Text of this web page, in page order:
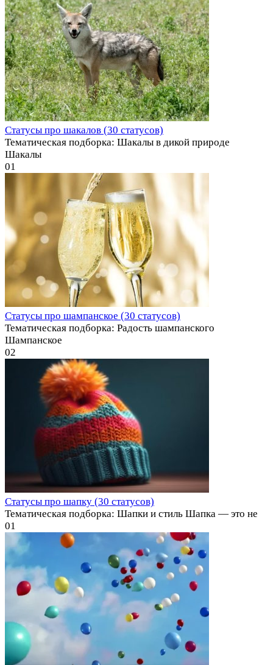
Статусы про шакалов (30 статусов)
Тематическая подборка: Шакалы в дикой природе
Шакалы
01
Статусы про шампанское (30 статусов)
Тематическая подборка: Радость шампанского
Шампанское
02
Статусы про шапку (30 статусов)
Тематическая подборка: Шапки и стиль Шапка — это не
01